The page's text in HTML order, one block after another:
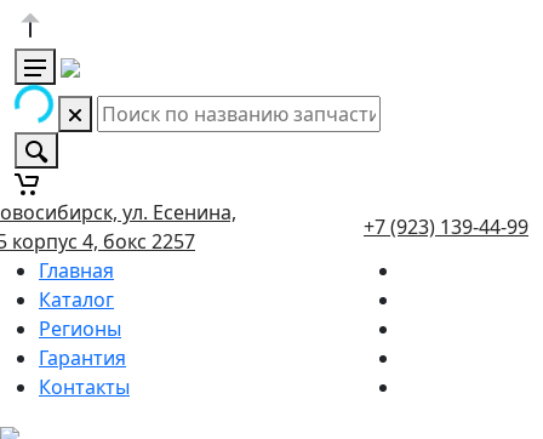
ул. Есенина,
корпус 4, бокс 2257
+7 (923) 139-44-99
Главная
Каталог
Регионы
Гарантия
Контакты